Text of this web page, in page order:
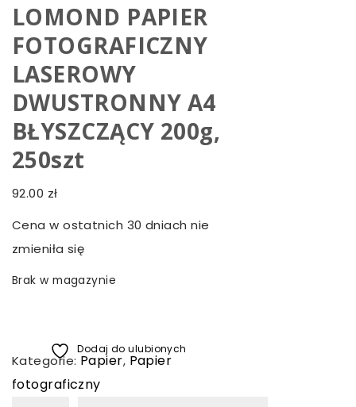
LOMOND PAPIER
FOTOGRAFICZNY
LASEROWY
DWUSTRONNY A4
BŁYSZCZĄCY 200g,
250szt
92.00 zł
Cena w ostatnich 30 dniach nie
zmieniła się
Brak w magazynie
Dodaj do ulubionych
Kategorie: Papier, Papier
fotograficzny